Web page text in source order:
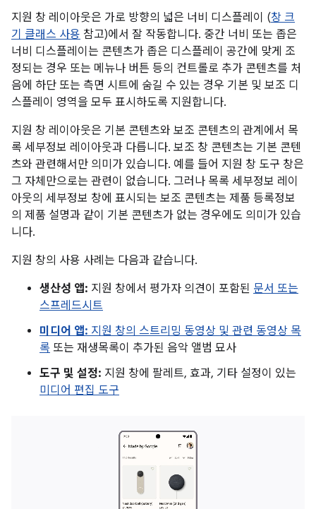
지원 창 레이아웃은 가로 방향의 넓은 너비 디스플레이 (창 크
기 클래스 사용 참고)에서 잘 작동합니다. 중간 너비 또는 좁은
너비 디스플레이는 콘텐츠가 좁은 디스플레이 공간에 맞게 조
정되는 경우 또는 메뉴나 버튼 등의 컨트롤로 추가 콘텐츠를 처
음에 하단 또는 측면 시트에 숨길 수 있는 경우 기본 및 보조 디
스플레이 영역을 모두 표시하도록 지원합니다.
지원 창 레이아웃은 기본 콘텐츠와 보조 콘텐츠의 관계에서 목
록 세부정보 레이아웃과 다릅니다. 보조 창 콘텐츠는 기본 콘텐
츠와 관련해서만 의미가 있습니다. 예를 들어 지원 창 도구 창은
그 자체만으로는 관련이 없습니다. 그러나 목록 세부정보 레이
아웃의 세부정보 창에 표시되는 보조 콘텐츠는 제품 등록정보
의 제품 설명과 같이 기본 콘텐츠가 없는 경우에도 의미가 있습
니다.
지원 창의 사용 사례는 다음과 같습니다.
생산성 앱: 지원 창에서 평가자 의견이 포함된 문서 또는
스프레드시트
미디어 앱: 지원 창의 스트리밍 동영상 및 관련 동영상 목
록 또는 재생목록이 추가된 음악 앨범 묘사
도구 및 설정: 지원 창에 팔레트, 효과, 기타 설정이 있는
미디어 편집 도구